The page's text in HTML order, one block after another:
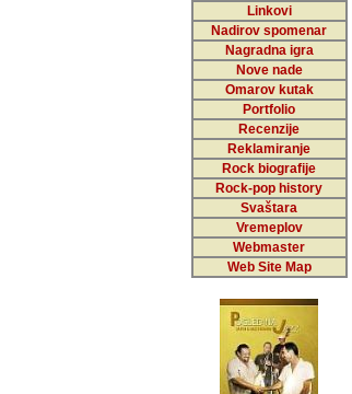
Linkovi
Nadirov spomenar
Nagradna igra
Nove nade
Omarov kutak
Portfolio
Recenzije
Reklamiranje
Rock biografije
Rock-pop history
Svaštara
Vremeplov
Webmaster
Web Site Map